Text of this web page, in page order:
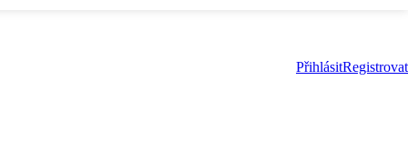
PřihlásitRegistrovat